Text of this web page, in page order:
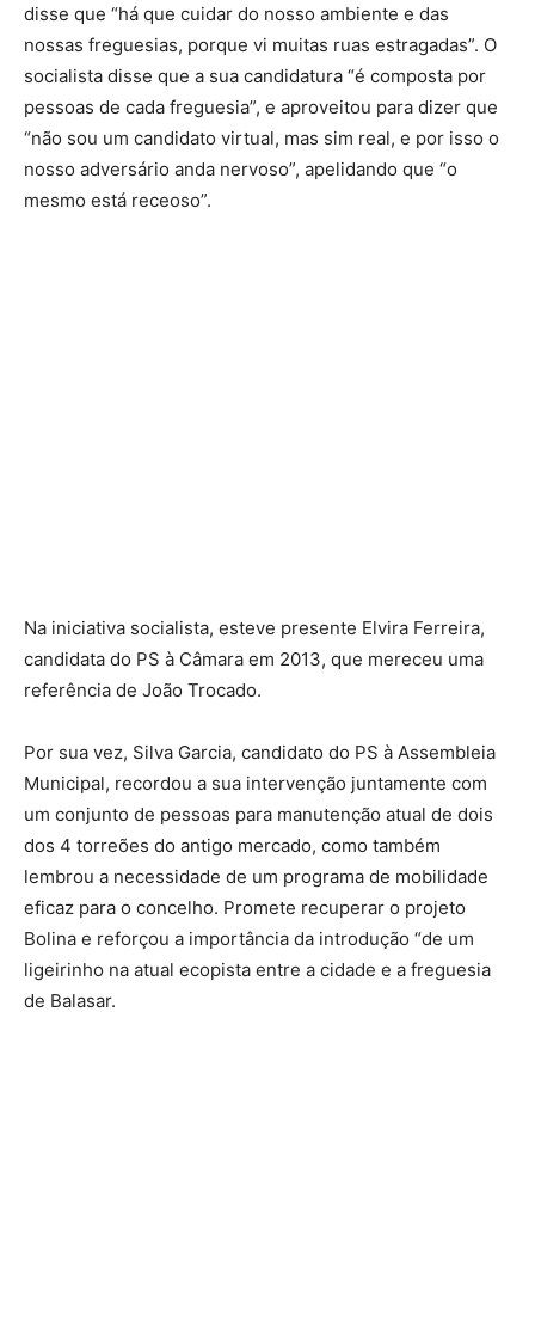
disse que “há que cuidar do nosso ambiente e das
nossas freguesias, porque vi muitas ruas estragadas”. O
socialista disse que a sua candidatura “é composta por
pessoas de cada freguesia”, e aproveitou para dizer que
“não sou um candidato virtual, mas sim real, e por isso o
nosso adversário anda nervoso”, apelidando que “o
mesmo está receoso”.
Na iniciativa socialista, esteve presente Elvira Ferreira,
candidata do PS à Câmara em 2013, que mereceu uma
referência de João Trocado.
Por sua vez, Silva Garcia, candidato do PS à Assembleia
Municipal, recordou a sua intervenção juntamente com
um conjunto de pessoas para manutenção atual de dois
dos 4 torreões do antigo mercado, como também
lembrou a necessidade de um programa de mobilidade
eficaz para o concelho. Promete recuperar o projeto
Bolina e reforçou a importância da introdução “de um
ligeirinho na atual ecopista entre a cidade e a freguesia
de Balasar.